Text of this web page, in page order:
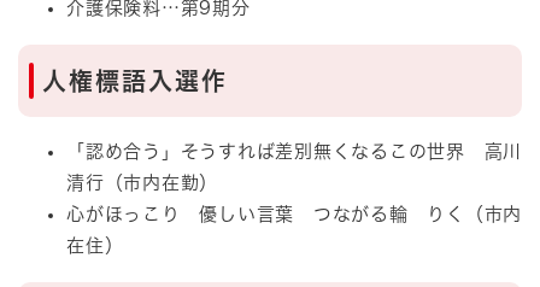
介護保険料…第9期分
人権標語入選作
​「認め合う」そうすれば差別無くなるこの世界 高川
清行（市内在勤）
心がほっこり 優しい言葉 つながる輪 りく（市内
在住）